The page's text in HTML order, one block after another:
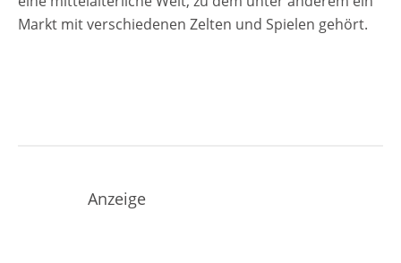
Markt mit verschiedenen Zelten und Spielen gehört.
Anzeige